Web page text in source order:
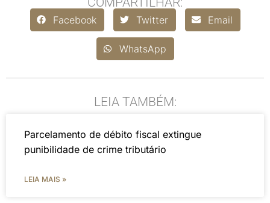
Facebook Twitter Email
WhatsApp
LEIA TAMBÉM:
Parcelamento de débito fiscal extingue
punibilidade de crime tributário
LEIA MAIS »